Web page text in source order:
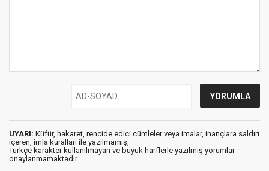
UYARI: Küfür, hakaret, rencide edici cümleler veya imalar, inançlara saldırı
içeren, imla kuralları ile yazılmamış,
Türkçe karakter kullanılmayan ve büyük harflerle yazılmış yorumlar
onaylanmamaktadır.